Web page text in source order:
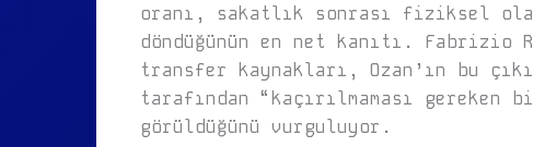
oranı, sakatlık sonrası fiziksel
döndüğünün en net kanıtı. Fabrizio
transfer kaynakları, Ozan’ın bu
tarafından “kaçırılmaması
görüldüğünü vurguluyor.